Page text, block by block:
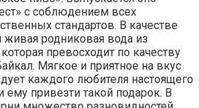
с соблюдением всех
стандартов. В качестве
живая родниковая вода из
превосходит по качеству
Мягкое и приятное на вкус
каждого любителя настоящего
ему привезти такой подарок. В